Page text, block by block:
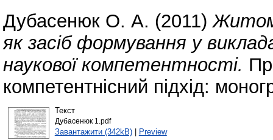
Дубасенюк О. А. (2011)
як засіб формування у
наукової компетентності.
компетентнісний підхід:
Текст
Дубасенюк 1.pdf
Завантажити (342kB)| Preview